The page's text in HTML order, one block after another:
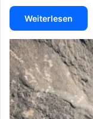
Weiterlesen